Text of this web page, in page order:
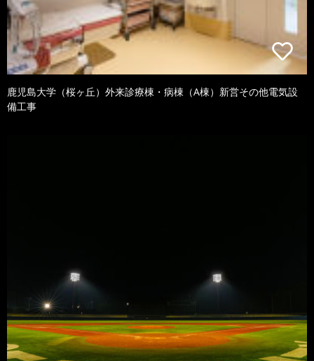
鹿児島大学（桜ヶ丘）外来診療棟・病棟（A棟）新営その他電気設
備工事